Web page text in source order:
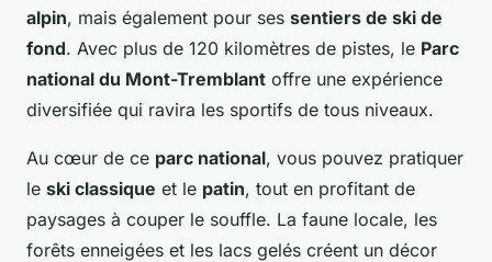
alpin, mais également pour ses sentiers de ski de
fond. Avec plus de 120 kilomètres de pistes, le Parc
national du Mont-Tremblant offre une expérience
diversifiée qui ravira les sportifs de tous niveaux.
Au cœur de ce parc national, vous pouvez pratiquer
le ski classique et le patin, tout en profitant de
paysages à couper le souffle. La faune locale, les
forêts enneigées et les lacs gelés créent un décor